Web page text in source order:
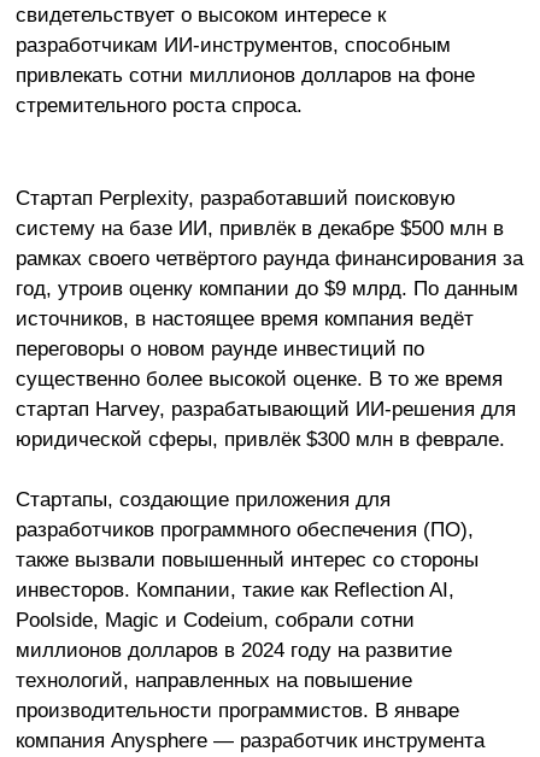
свидетельствует о высоком интересе к
разработчикам ИИ-инструментов, способным
привлекать сотни миллионов долларов на фоне
стремительного роста спроса.
Стартап Perplexity, разработавший поисковую
систему на базе ИИ, привлёк в декабре $500 млн в
рамках своего четвёртого раунда финансирования за
год, утроив оценку компании до $9 млрд. По данным
источников, в настоящее время компания ведёт
переговоры о новом раунде инвестиций по
существенно более высокой оценке. В то же время
стартап Harvey, разрабатывающий ИИ-решения для
юридической сферы, привлёк $300 млн в феврале.
Стартапы, создающие приложения для
разработчиков программного обеспечения (ПО),
также вызвали повышенный интерес со стороны
инвесторов. Компании, такие как Reflection AI,
Poolside, Magic и Codeium, собрали сотни
миллионов долларов в 2024 году на развитие
технологий, направленных на повышение
производительности программистов. В январе
компания Anysphere — разработчик инструмента